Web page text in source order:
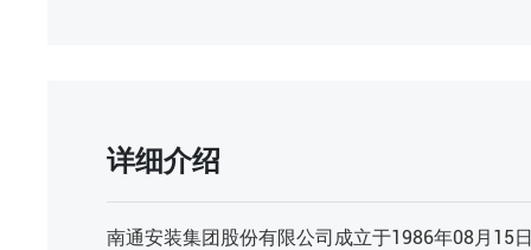
详细介绍
南通安装集团股份有限公司成立于1986年08月15